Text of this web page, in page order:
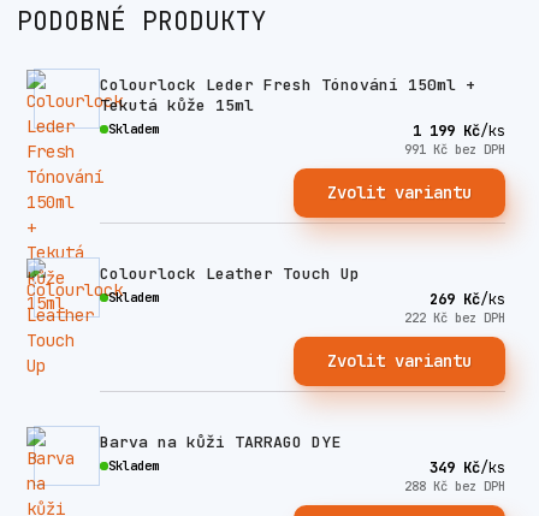
PODOBNÉ PRODUKTY
Colourlock Leder Fresh Tónování 150ml +
Tekutá kůže 15ml
1 199 Kč/ks
991 Kč bez DPH
Skladem
Zvolit variantu
Colourlock Leather Touch Up
269 Kč/ks
222 Kč bez DPH
Skladem
Zvolit variantu
Barva na kůži TARRAGO DYE
349 Kč/ks
288 Kč bez DPH
Skladem